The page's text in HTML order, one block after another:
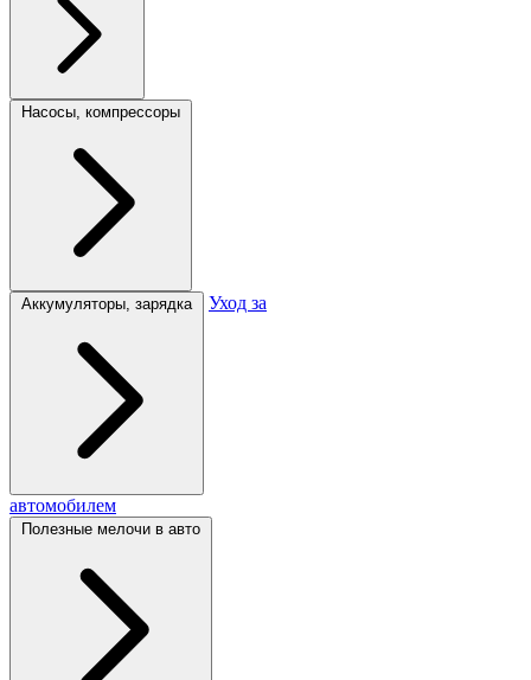
Насосы, компрессоры
Аккумуляторы, зарядка Уход за
автомобилем
Полезные мелочи в авто